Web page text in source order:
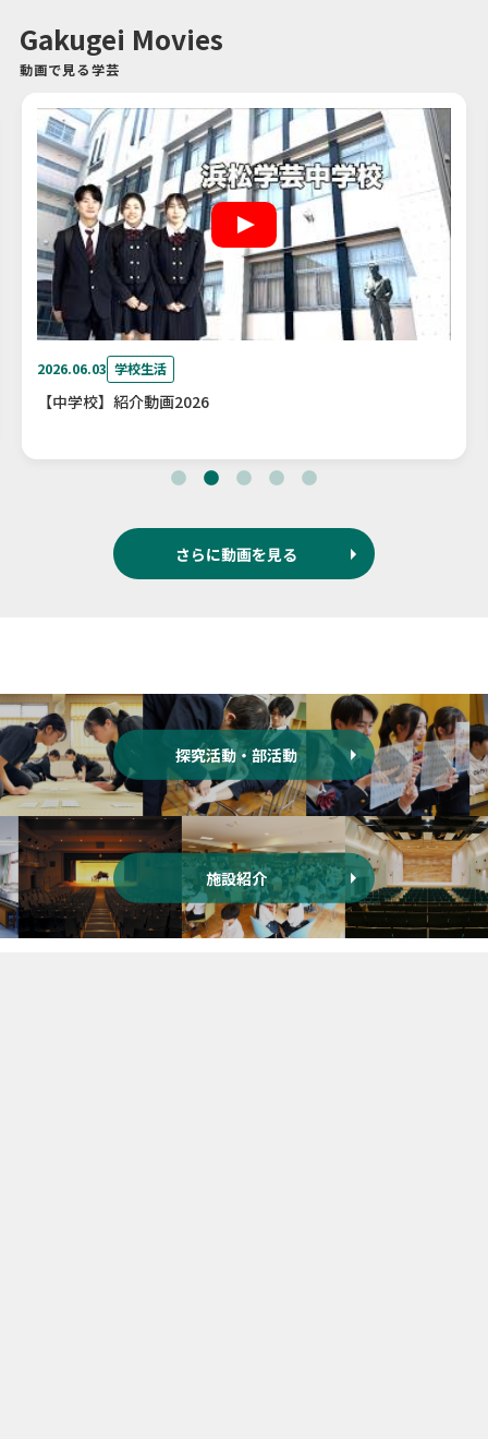
Gakugei Movies
動画で見る学芸
2026.06.03 学校生活
【中学校】紹介動画2026
さらに動画を見る
探究活動・部活動
施設紹介